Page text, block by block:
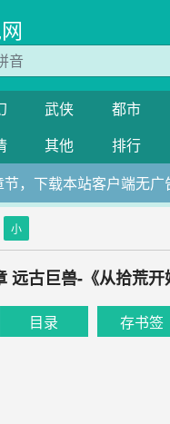
武侠 都市
其他 排行
，下载本站客户端无广
小
远古巨兽-《从拾荒开
目录 存书签